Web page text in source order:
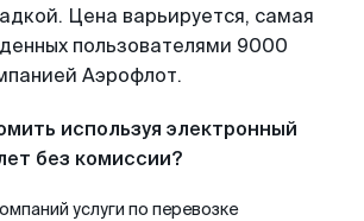
Цена варьируется, самая
пользователями 9000
Аэрофлот.
используя электронный
без комиссии?
услуги по перевозке